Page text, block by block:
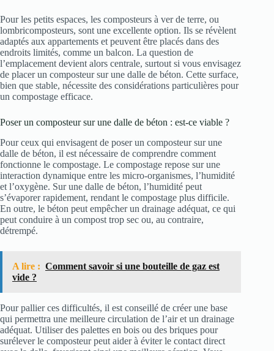
Pour les petits espaces, les composteurs à ver de terre, ou
lombricomposteurs, sont une excellente option. Ils se révèlent
adaptés aux appartements et peuvent être placés dans des
endroits limités, comme un balcon. La question de
l’emplacement devient alors centrale, surtout si vous envisagez
de placer un composteur sur une dalle de béton. Cette surface,
bien que stable, nécessite des considérations particulières pour
un compostage efficace.
Poser un composteur sur une dalle de béton : est-ce viable ?
Pour ceux qui envisagent de poser un composteur sur une
dalle de béton, il est nécessaire de comprendre comment
fonctionne le compostage. Le compostage repose sur une
interaction dynamique entre les micro-organismes, l’humidité
et l’oxygène. Sur une dalle de béton, l’humidité peut
s’évaporer rapidement, rendant le compostage plus difficile.
En outre, le béton peut empêcher un drainage adéquat, ce qui
peut conduire à un compost trop sec ou, au contraire,
détrempé.
A lire : Comment savoir si une bouteille de gaz est
vide ?
Pour pallier ces difficultés, il est conseillé de créer une base
qui permettra une meilleure circulation de l’air et un drainage
adéquat. Utiliser des palettes en bois ou des briques pour
surélever le composteur peut aider à éviter le contact direct